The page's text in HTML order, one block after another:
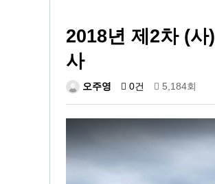
2018년 제2차 (
사
오주영 0건 5,184회